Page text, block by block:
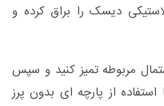
دیسک را براق کرده و
مربوطه تمیز کنید و سپس
از پارچه ای بدون پرز